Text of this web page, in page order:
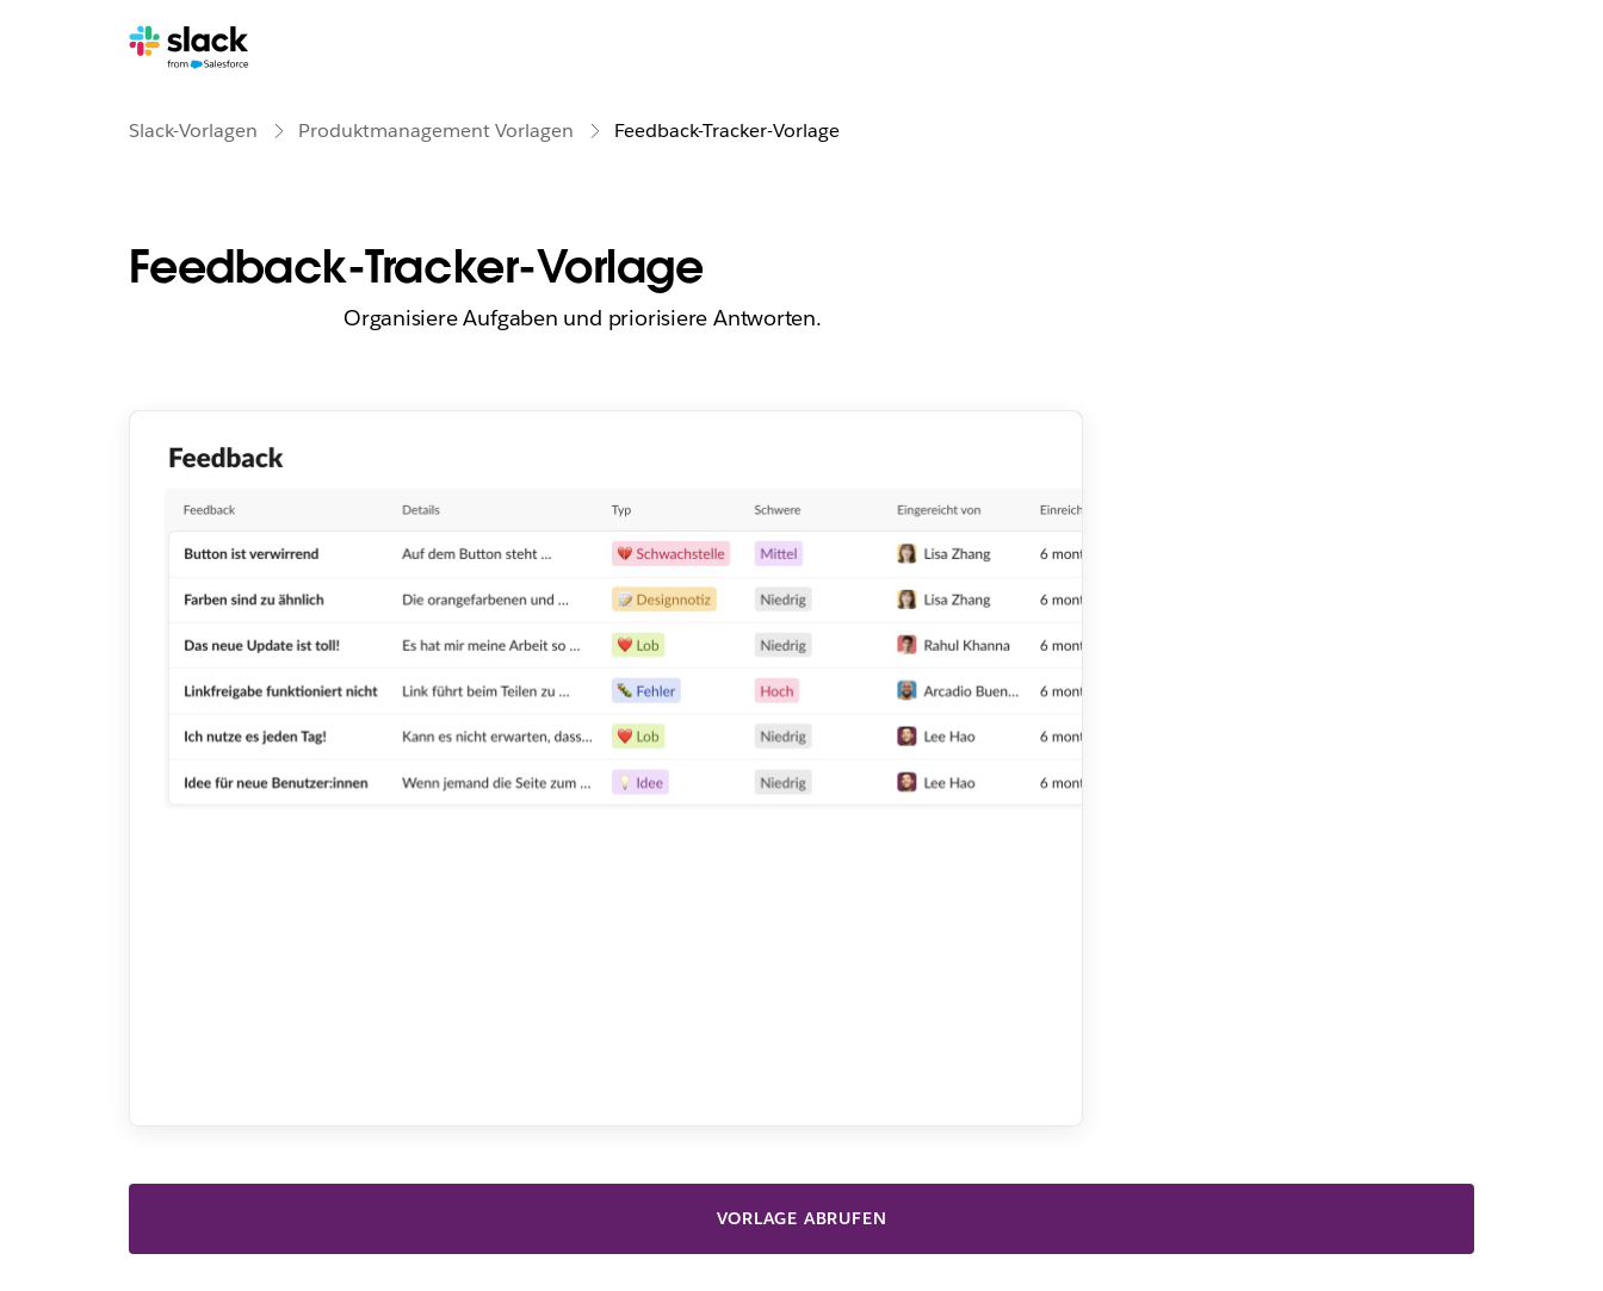
Slack-Vorlagen Produktmanagement Vorlagen Feedback-Tracker-Vorlage
Feedback-Tracker-Vorlage
Organisiere Aufgaben und priorisiere Antworten.
VORLAGE ABRUFEN